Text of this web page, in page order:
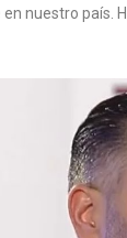
nuestro país.